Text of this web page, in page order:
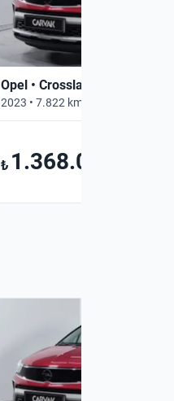
Opel • Crossland
2023 • 7.822 km • Otomatik
₺ 1.368.000